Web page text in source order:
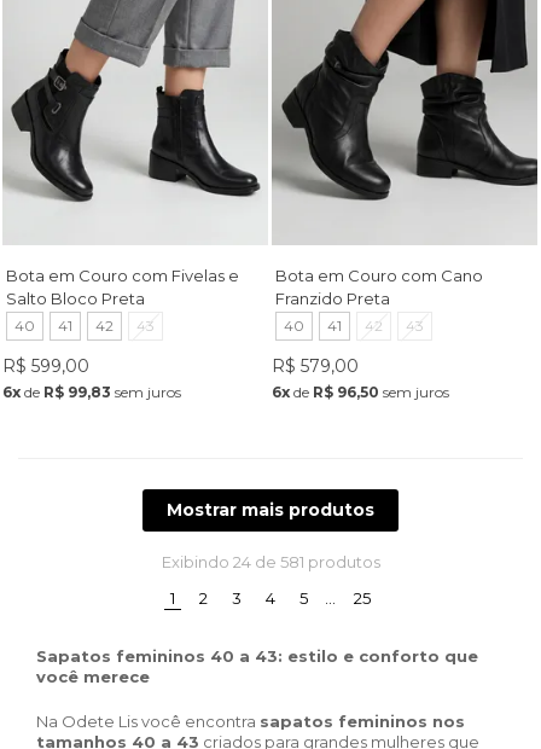
Bota em Couro com Fivelas e
Salto Bloco Preta
40 41 42 43
R$ 599,00
6xde R$ 99,83 sem juros
Bota em Couro com Cano
Franzido Preta
40 41 42 43
R$ 579,00
6x de R$ 96,50 sem juros
Mostrar mais produtos
Exibindo 24de 581 produtos
1 (current)
2 3 4 5 25
Sapatos femininos 40 a 43: estilo e conforto que
você merece
Na Odete Lis você encontra sapatos femininos nos
tamanhos 40 a 43 criados para grandes mulheres que